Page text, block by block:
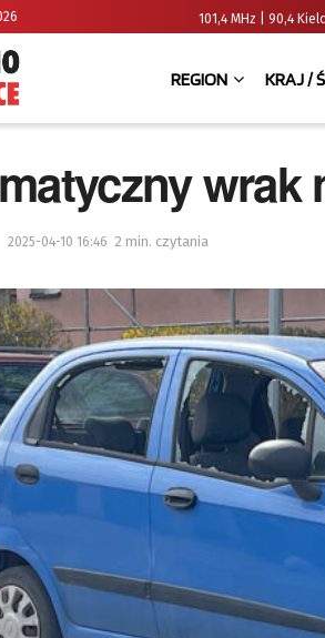
101,4 MHz | 90,4
REGION KRAJ /
wrak
2025-04-10 16:46 2 min. czytania